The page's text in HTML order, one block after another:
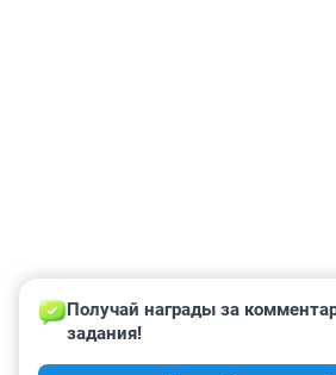
Получай награды за
задания!